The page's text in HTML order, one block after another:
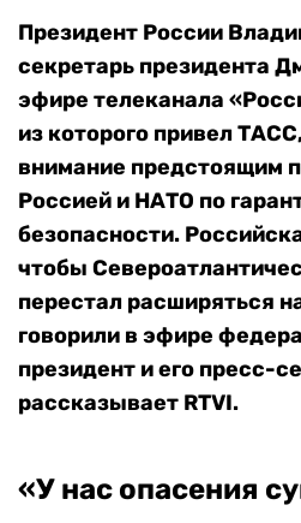
Президент России
секретарь президента
эфире телеканала
из которого привел
внимание предстоящим
Россией и НАТО по
безопасности.
чтобы
перестал расширяться
говорили в эфире
президент и его пресс-
рассказывает RTVI.
«У нас опасения